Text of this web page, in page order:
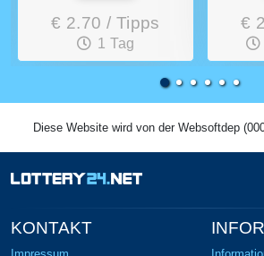
€ 2.70 / Tipps
1 Tag
€
Diese Website wird von der Websoftdep
KONTAKT